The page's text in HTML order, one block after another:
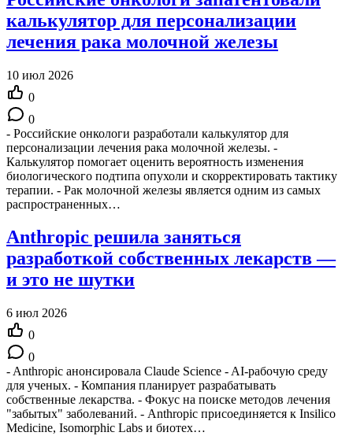
калькулятор для персонализации
лечения рака молочной железы
10 июл 2026
0
0
- Российские онкологи разработали калькулятор для
персонализации лечения рака молочной железы. -
Калькулятор помогает оценить вероятность изменения
биологического подтипа опухоли и скорректировать тактику
терапии. - Рак молочной железы является одним из самых
распространенных…
Anthropic решила заняться
разработкой собственных лекарств —
и это не шутки
6 июл 2026
0
0
- Anthropic анонсировала Claude Science - AI-рабочую среду
для ученых. - Компания планирует разрабатывать
собственные лекарства. - Фокус на поиске методов лечения
"забытых" заболеваний. - Anthropic присоединяется к Insilico
Medicine, Isomorphic Labs и биотех…